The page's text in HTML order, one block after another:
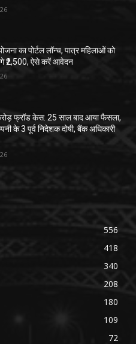
का पोर्टल लॉन्च, पात्र महिलाओं को
₹2,500, ऐसे करें आवेदन
फ्रॉड केस: 25 साल बाद आया फैसला,
के 3 पूर्व निदेशक दोषी, बैंक अधिकारी
556
418
340
208
180
109
72